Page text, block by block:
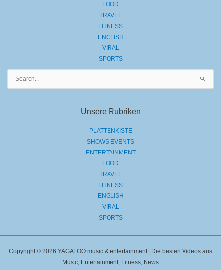
FOOD
TRAVEL
FITNESS
ENGLISH
VIRAL
SPORTS
Unsere Rubriken
PLATTENKISTE
SHOWS|EVENTS
ENTERTAINMENT
FOOD
TRAVEL
FITNESS
ENGLISH
VIRAL
SPORTS
Copyright © 2026 YAGALOO music & entertainment | Die besten Videos aus
Music, Entertainment, Fitness, News